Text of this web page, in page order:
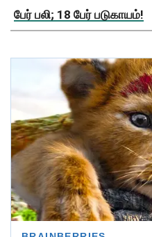
பேர் பலி; 18 பேர் படுகாயம்!